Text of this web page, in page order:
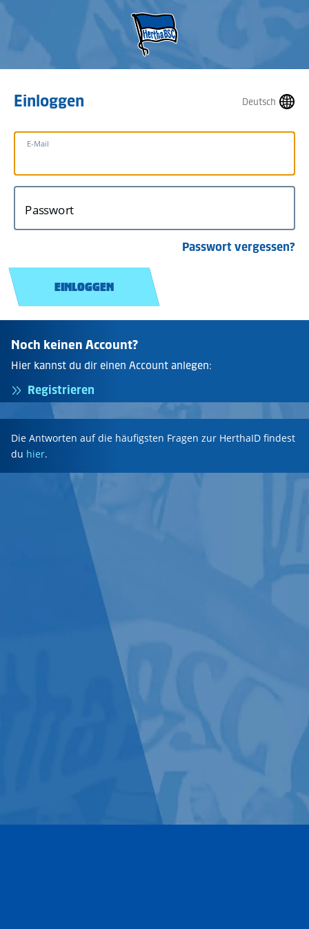
Deutsch
Einloggen
E-Mail
Passwort
Passwort vergessen?
EINLOGGEN
Noch keinen Account?
Hier kannst du dir einen Account anlegen:
Registrieren
Die Antworten auf die häufigsten Fragen zur HerthaID findest
du hier.